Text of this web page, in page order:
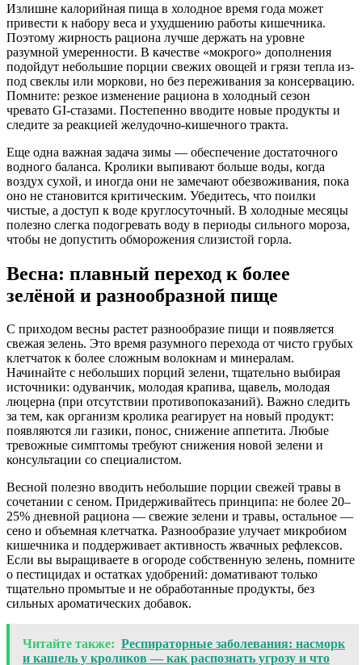
Излишне калорийная пища в холодное время года может
привести к набору веса и ухудшению работы кишечника.
Поэтому жирность рациона лучше держать на уровне
разумной умеренности. В качестве «мокрого» дополнения
подойдут небольшие порции свежих овощей и грязи тепла из-
под свеклы или моркови, но без переживания за консервацию.
Помните: резкое изменение рациона в холодный сезон
чревато GI-стазами. Постепенно вводите новые продукты и
следите за реакцией желудочно-кишечного тракта.
Еще одна важная задача зимы — обеспечение достаточного
водного баланса. Кролики выпивают больше воды, когда
воздух сухой, и иногда они не замечают обезвоживания, пока
оно не становится критическим. Убедитесь, что поилки
чистые, а доступ к воде круглосуточный. В холодные месяцы
полезно слегка подогревать воду в периоды сильного мороза,
чтобы не допустить обморожения слизистой горла.
Весна: плавный переход к более
зелёной и разнообразной пище
С приходом весны растет разнообразие пищи и появляется
свежая зелень. Это время разумного перехода от чисто грубых
клетчаток к более сложным волокнам и минералам.
Начинайте с небольших порций зелени, тщательно выбирая
источники: одуванчик, молодая крапива, щавель, молодая
люцерна (при отсутствии противопоказаний). Важно следить
за тем, как организм кролика реагирует на новый продукт:
появляются ли газики, понос, снижение аппетита. Любые
тревожные симптомы требуют снижения новой зелени и
консультации со специалистом.
Весной полезно вводить небольшие порции свежей травы в
сочетании с сеном. Придерживайтесь принципа: не более 20–
25% дневной рациона — свежие зелени и травы, остальное —
сено и объемная клетчатка. Разнообразие улучает микробиом
кишечника и поддерживает активность жвачных рефлексов.
Если вы выращиваете в огороде собственную зелень, помните
о пестицидах и остатках удобрений: домативают только
тщательно промытые и не обработанные продукты, без
сильных ароматических добавок.
Читайте также: Респираторные заболевания: насморк
и кашель у кроликов — как распознать угрозу и что